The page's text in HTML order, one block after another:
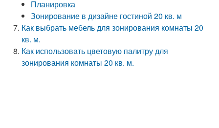
Планировка
Зонирование в дизайне гостиной 20 кв. м
Как выбрать мебель для зонирования комнаты 20
кв. м.
Как использовать цветовую палитру для
зонирования комнаты 20 кв. м.